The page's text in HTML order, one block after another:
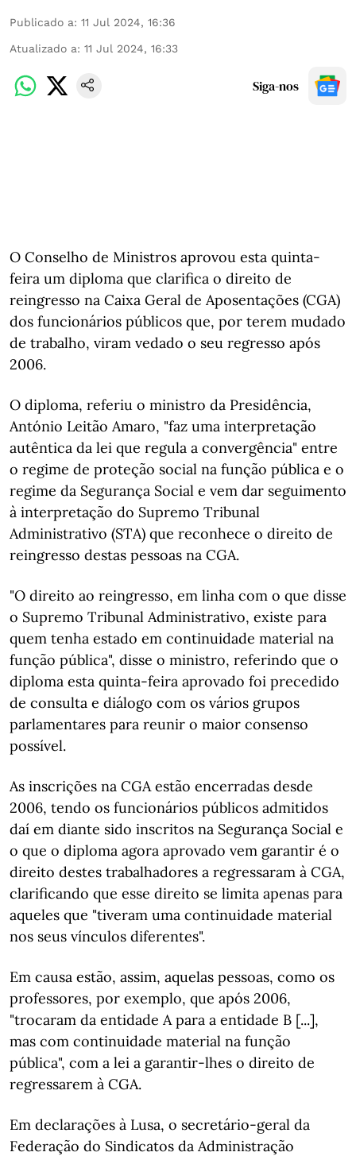
Publicado a: 11 Jul 2024, 16:36
Atualizado a: 11 Jul 2024, 16:33
Siga-nos
O Conselho de Ministros aprovou esta quinta-
feira um diploma que clarifica o direito de
reingresso na Caixa Geral de Aposentações (CGA)
dos funcionários públicos que, por terem mudado
de trabalho, viram vedado o seu regresso após
2006.
O diploma, referiu o ministro da Presidência,
António Leitão Amaro, "faz uma interpretação
autêntica da lei que regula a convergência" entre
o regime de proteção social na função pública e o
regime da Segurança Social e vem dar seguimento
à interpretação do Supremo Tribunal
Administrativo (STA) que reconhece o direito de
reingresso destas pessoas na CGA.
"O direito ao reingresso, em linha com o que disse
o Supremo Tribunal Administrativo, existe para
quem tenha estado em continuidade material na
função pública", disse o ministro, referindo que o
diploma esta quinta-feira aprovado foi precedido
de consulta e diálogo com os vários grupos
parlamentares para reunir o maior consenso
possível.
As inscrições na CGA estão encerradas desde
2006, tendo os funcionários públicos admitidos
daí em diante sido inscritos na Segurança Social e
o que o diploma agora aprovado vem garantir é o
direito destes trabalhadores a regressaram à CGA,
clarificando que esse direito se limita apenas para
aqueles que "tiveram uma continuidade material
nos seus vínculos diferentes".
Em causa estão, assim, aquelas pessoas, como os
professores, por exemplo, que após 2006,
"trocaram da entidade A para a entidade B [...],
mas com continuidade material na função
pública", com a lei a garantir-lhes o direito de
regressarem à CGA.
Em declarações à Lusa, o secretário-geral da
Federação do Sindicatos da Administração